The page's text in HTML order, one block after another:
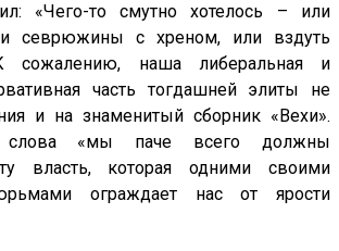
«Чего-то смутно хотелось – или
севрюжины с хреном, или вздуть
сожалению, наша либеральная и
часть тогдашней элиты не
и на знаменитый сборник «Вехи».
слова «мы паче всего должны
ту власть, которая одними своими
ограждает нас от ярости